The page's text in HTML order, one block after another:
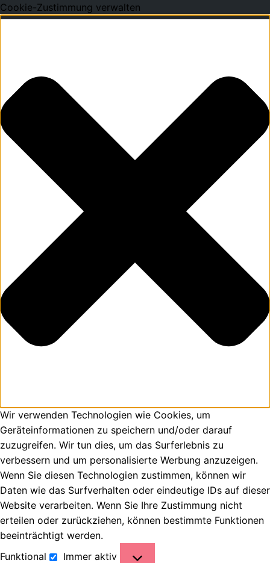
Cookie-Zustimmung verwalten
Wir verwenden Technologien wie Cookies, um
Geräteinformationen zu speichern und/oder darauf
zuzugreifen. Wir tun dies, um das Surferlebnis zu
verbessern und um personalisierte Werbung anzuzeigen.
Wenn Sie diesen Technologien zustimmen, können wir
Daten wie das Surfverhalten oder eindeutige IDs auf dieser
Website verarbeiten. Wenn Sie Ihre Zustimmung nicht
erteilen oder zurückziehen, können bestimmte Funktionen
beeinträchtigt werden.
Funktional
Immer aktiv